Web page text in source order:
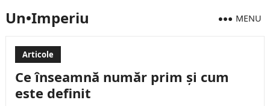
Un•Imperiu MENU
Articole
Ce înseamnă număr prim și cum
este definit